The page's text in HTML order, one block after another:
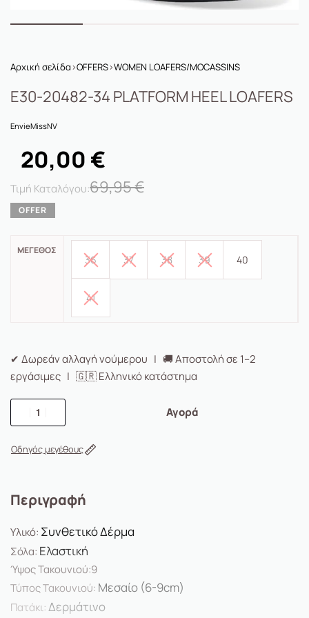
Αρχική σελίδα›OFFERS›WOMEN LOAFERS/MOCASSINS
E30-20482-34 PLATFORM HEEL LOAFERS
EnvieMissNV
69,95€
20,00 €
ΜΈΓΕΘΟΣ
36 37 38 39 40
41
✔ Δωρεάν αλλαγή νούμερου | 🚚 Αποστολή σε 1–2
εργάσιμες | 🇬🇷 Ελληνικό κατάστημα
Αγορά
Οδηγός μεγέθους
Περιγραφή
Υλικό: Συνθετικό Δέρμα
Σόλα: Ελαστική
Ύψος Τακουνιού:9
Τύπος Τακουνιού: Μεσαίο (6-9cm)
Πατάκι:Δερμάτινο